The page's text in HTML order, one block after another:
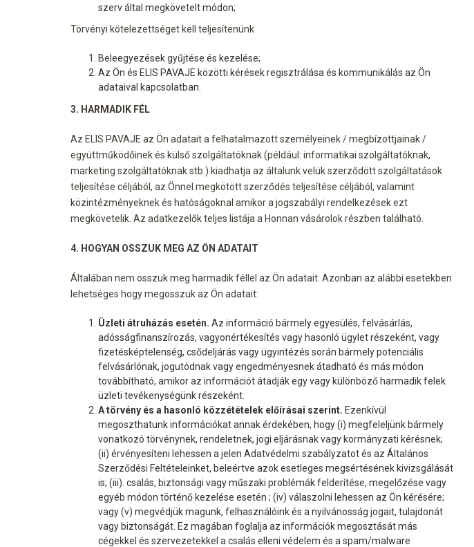
szerv által megkövetelt módon;
Törvényi kötelezettséget kell teljesítenünk
Beleegyezések gyűjtése és kezelése;
Az Ön és ELIS PAVAJE közötti kérések regisztrálása és kommunikálás az Ön
adataival kapcsolatban.
3. HARMADIK FÉL
Az ELIS PAVAJE az Ön adatait a felhatalmazott személyeinek / megbízottjainak /
együttműködőinek és külső szolgáltatóknak (például: informatikai szolgáltatóknak,
marketing szolgáltatóknak stb.) kiadhatja az általunk velük szerződött szolgáltatások
teljesítése céljából, az Önnel megkötött szerződés teljesítése céljából, valamint
közintézményeknek és hatóságoknal amikor a jogszabályi rendelkezések ezt
megkövetelik. Az adatkezelők teljes listája a Honnan vásárolokrészben található.
4. HOGYAN OSSZUK MEG AZ ÖN ADATAIT
Általában nem osszuk meg harmadik féllel az Ön adatait. Azonban az alábbi esetekben
lehetséges hogy megosszuk az Ön adatait:
Üzleti átruházás esetén. Az információ bármely egyesülés, felvásárlás,
adósságfinanszírozás, vagyonértékesítés vagy hasonló ügylet részeként, vagy
fizetésképtelenség, csődeljárás vagy ügyintézés során bármely potenciális
felvásárlónak, jogutódnak vagy engedményesnek átadható és más módon
továbbítható, amikor az információt átadják egy vagy különböző harmadik felek
üzleti tevékenységünk részeként.
A törvény és a hasonló közzétételek előírásai szerint. Ezenkívül
megoszthatunk információkat annak érdekében, hogy (i) megfeleljünk bármely
vonatkozó törvénynek, rendeletnek, jogi eljárásnak vagy kormányzati kérésnek;
(ii) érvényesíteni lehessen a jelen Adatvédelmi szabályzatot és az Általános
Szerződési Feltételeinket, beleértve azok esetleges megsértésének kivizsgálását
is; (iii). csalás, biztonsági vagy műszaki problémák felderítése, megelőzése vagy
egyéb módon történő kezelése esetén ; (iv) válaszolni lehessen az Ön kérésére;
vagy (v) megvédjük magunk, felhasználóink és a nyilvánosság jogait, tulajdonát
vagy biztonságát. Ez magában foglalja az információk megosztását más
cégekkel és szervezetekkel a csalás elleni védelem és a spam/malware